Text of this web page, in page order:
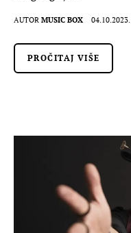
AUTOR MUSIC BOX 04.10.2023.
PROČITAJ VIŠE